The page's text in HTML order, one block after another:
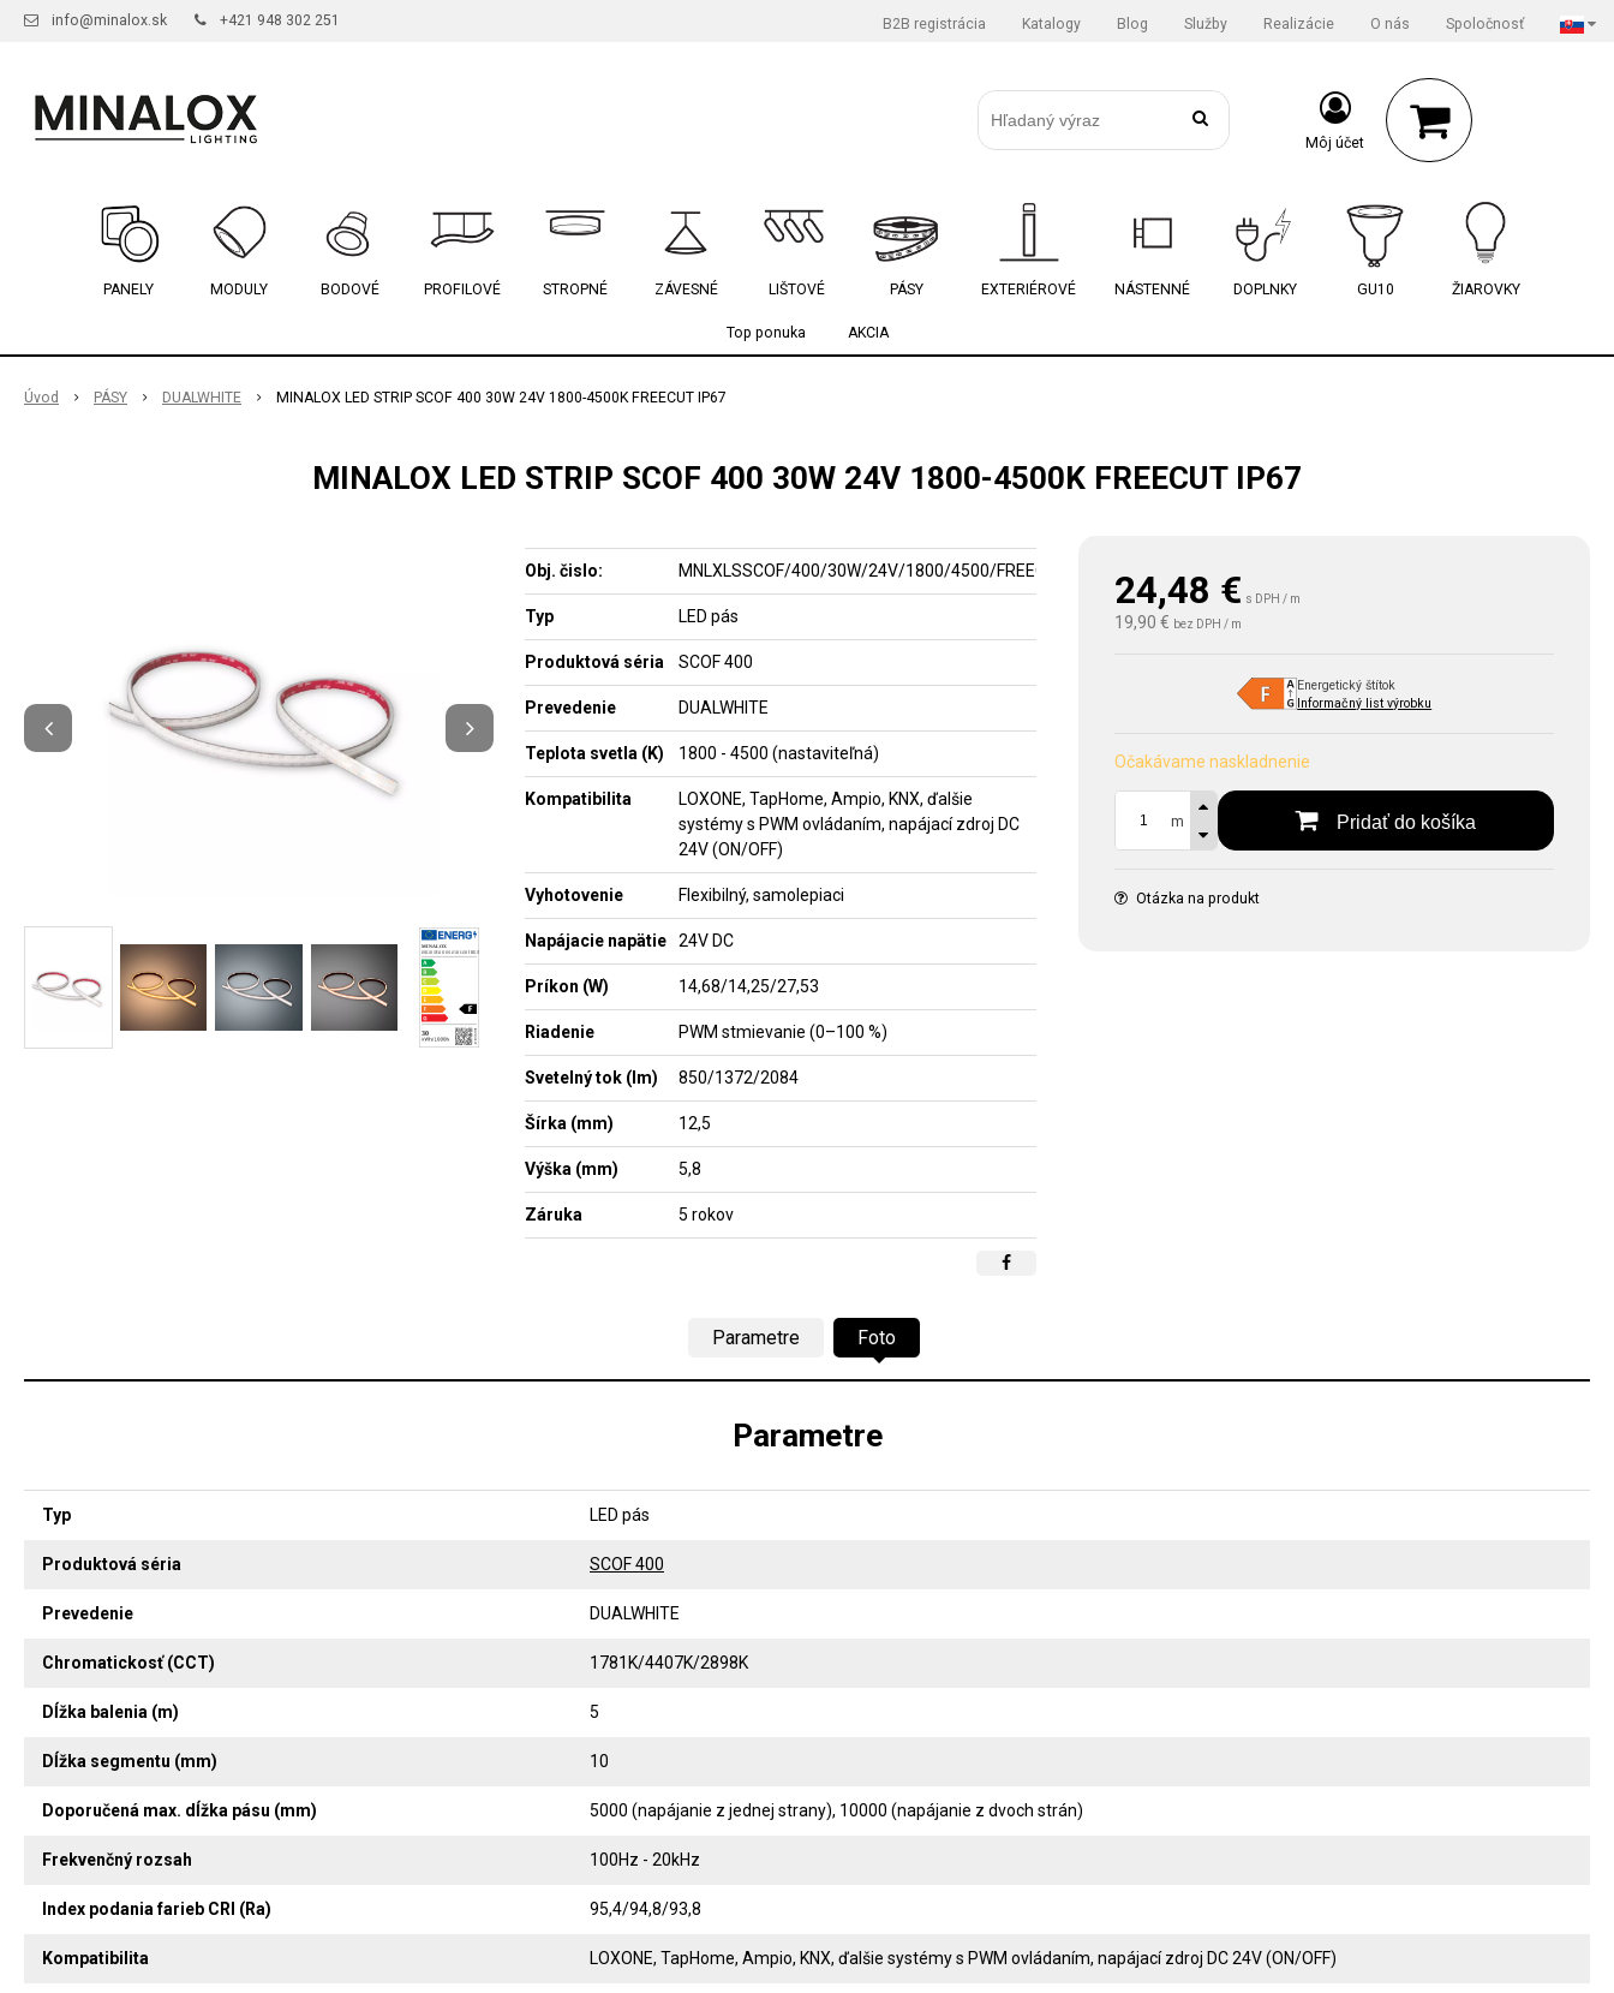
info@minalox.sk +421 948 302 251 B2B registrácia Katalogy Blog Služby Realizácie O nás Spoločnosť
Môj účet
PANELY MODULY BODOVÉ PROFILOVÉ STROPNÉ ZÁVESNÉ LIŠTOVÉ PÁSY EXTERIÉROVÉ NÁSTENNÉ DOPLNKY GU10 ŽIAROVKY
Top ponuka AKCIA
Úvod PÁSY DUALWHITE MINALOX LED STRIP SCOF 400 30W 24V 1800-4500K FREECUT IP67
MINALOX LED STRIP SCOF 400 30W 24V 1800-4500K FREECUT IP67
24,48 € s DPH / m
19,90 € bez DPH / m
Energetický štítok
Informačný list výrobku
Očakávame naskladnenie
m Pridať do košíka
Otázka na produkt
Obj. čislo: MNLXLSSCOF/400/30W/24V/1800/4500/FREECUT/IP67
Typ LED pás
Produktová séria SCOF 400
Prevedenie DUALWHITE
Teplota svetla (K) 1800 - 4500 (nastaviteľná)
Kompatibilita
LOXONE, TapHome, Ampio, KNX, ďalšie
systémy s PWM ovládaním, napájací zdroj DC
24V (ON/OFF)
Vyhotovenie Flexibilný, samolepiaci
Napájacie napätie 24V DC
Príkon (W) 14,68/14,25/27,53
Riadenie PWM stmievanie (0–100 %)
Svetelný tok (lm) 850/1372/2084
Šírka (mm) 12,5
Výška (mm) 5,8
Záruka 5 rokov
Parametre Foto
Parametre
Typ LED pás
Produktová séria SCOF 400
Prevedenie DUALWHITE
Chromatickosť (CCT) 1781K/4407K/2898K
Dĺžka balenia (m) 5
Dĺžka segmentu (mm) 10
Doporučená max. dĺžka pásu (mm) 5000 (napájanie z jednej strany), 10000 (napájanie z dvoch strán)
Frekvenčný rozsah 100Hz - 20kHz
Index podania farieb CRI (Ra) 95,4/94,8/93,8
Kompatibilita LOXONE, TapHome, Ampio, KNX, ďalšie systémy s PWM ovládaním, napájací zdroj DC 24V (ON/OFF)